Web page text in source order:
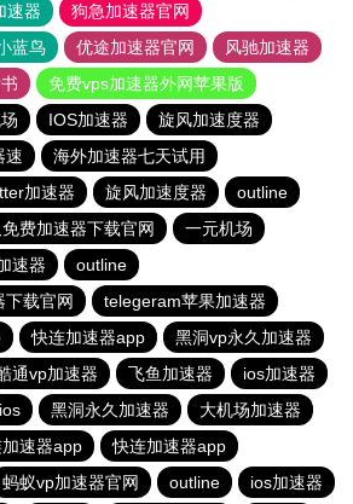
速器
狗急加速器官网
蓝鸟 优途加速器官网
风驰加速器
免费vps加速器外网苹果版
IOS加速器
旋风加速度器
速
海外加速器七天试用
加速器 旋风加速度器
outline
费加速器下载官网
一元机场
速器
outline
下载官网
telegeram苹果加速器
快连加速器app
黑洞vp永久加速器
通vp加速器 飞鱼加速器
ios加速器
黑洞永久加速器
大机场加速器
速器app
快连加速器app
蚂蚁vp加速器官网 outline ios加速器